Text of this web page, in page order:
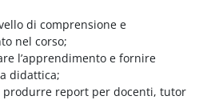
di comprensione e
nel corso;
l’apprendimento e fornire
didattica;
produrre report per docenti, tutor